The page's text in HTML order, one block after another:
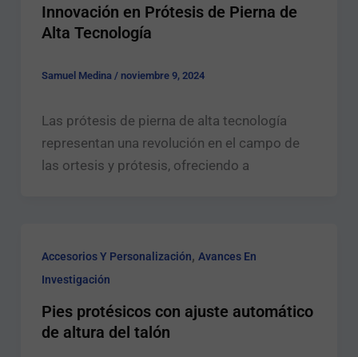
Innovación en Prótesis de Pierna de
Alta Tecnología
Samuel Medina / noviembre 9, 2024
Las prótesis de pierna de alta tecnología
representan una revolución en el campo de
las ortesis y prótesis, ofreciendo a
Accesorios Y Personalización, Avances En
Investigación
Pies protésicos con ajuste automático
de altura del talón